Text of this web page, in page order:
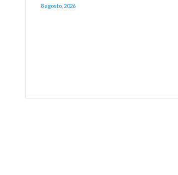
8 agosto, 2026